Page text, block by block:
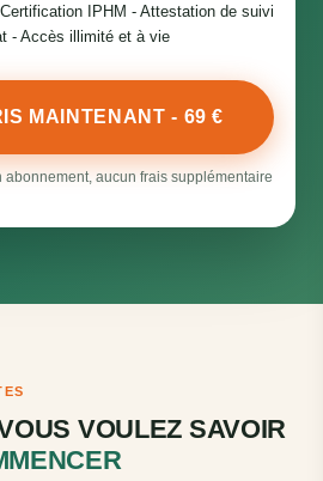
IPHM - Attestation de suivi
- Accès illimité et à vie
MAINTENANT - 69 €
abonnement, aucun frais supplémentaire
VOULEZ SAVOIR